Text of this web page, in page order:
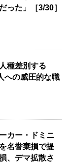
った」［3/30］
種差別する
への威圧的な職
カー・ドミニ
名誉棄損で提
、デマ拡散さ